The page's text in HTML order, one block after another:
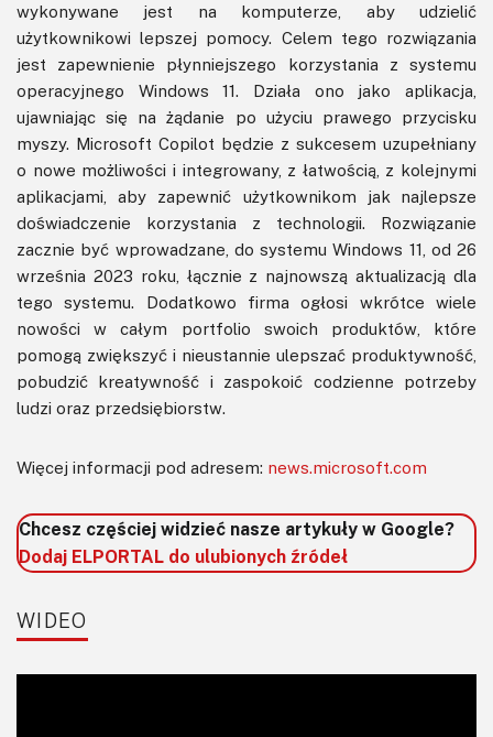
wykonywane jest na komputerze, aby udzielić
użytkownikowi lepszej pomocy. Celem tego rozwiązania
jest zapewnienie płynniejszego korzystania z systemu
operacyjnego Windows 11. Działa ono jako aplikacja,
ujawniając się na żądanie po użyciu prawego przycisku
myszy. Microsoft Copilot będzie z sukcesem uzupełniany
o nowe możliwości i integrowany, z łatwością, z kolejnymi
aplikacjami, aby zapewnić użytkownikom jak najlepsze
doświadczenie korzystania z technologii. Rozwiązanie
zacznie być wprowadzane, do systemu Windows 11, od 26
września 2023 roku, łącznie z najnowszą aktualizacją dla
tego systemu. Dodatkowo firma ogłosi wkrótce wiele
nowości w całym portfolio swoich produktów, które
pomogą zwiększyć i nieustannie ulepszać produktywność,
pobudzić kreatywność i zaspokoić codzienne potrzeby
ludzi oraz przedsiębiorstw.
Więcej informacji pod adresem: news.microsoft.com
Chcesz częściej widzieć nasze artykuły w Google?
Dodaj ELPORTAL do ulubionych źródeł
WIDEO